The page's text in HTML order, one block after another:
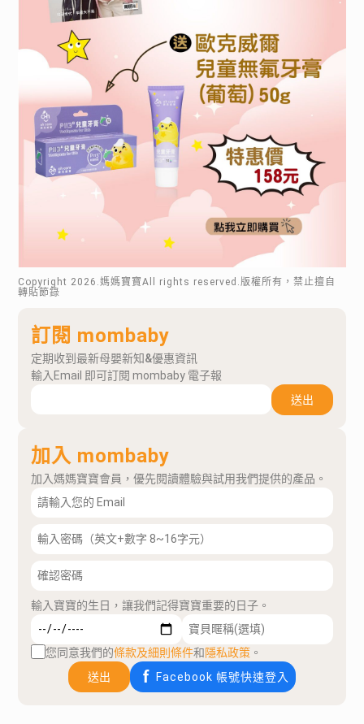
Copyright 2026 .媽媽寶寶All rights reserved.版權所有，禁止擅自
轉貼節錄
訂閱 mombaby
定期收到最新母嬰新知&優惠資訊
輸入Email 即可訂閱 mombaby 電子報
送出
加入 mombaby
加入媽媽寶寶會員，優先閱讀體驗與試用我們提供的產品。
輸入寶寶的生日，讓我們記得寶寶重要的日子。
您同意我們的條款及細則條件和隱私政策 。
送出
Facebook 帳號快速登入